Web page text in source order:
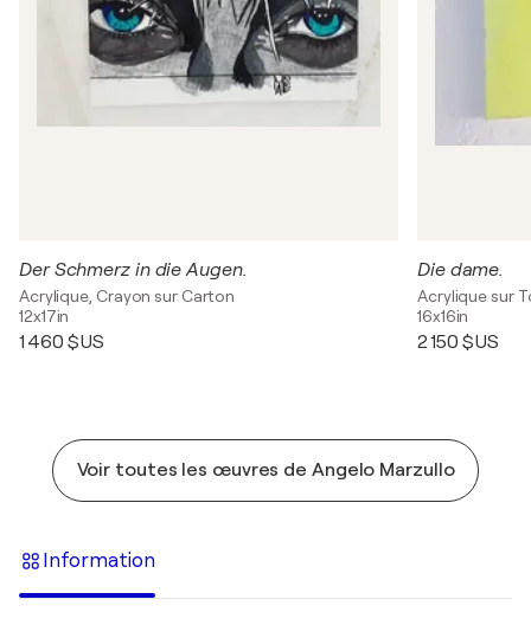
Der Schmerz in die Augen.
Acrylique, Crayon sur Carton
12x17in
1 460 $US
Die dame.
Acrylique sur
16x16in
2 150 $US
Voir toutes les œuvres de Angelo Marzullo
Information